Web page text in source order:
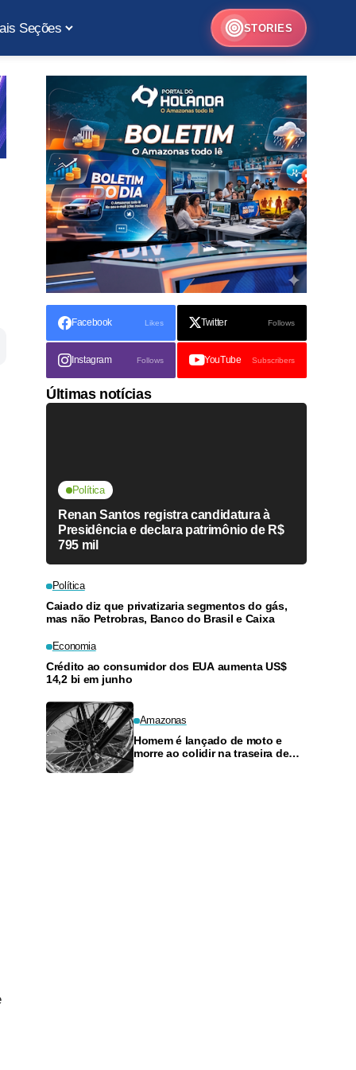
Seções STORIES
Facebook Likes Twitter Follows
Instagram Follows YouTube Subscribers
Últimas notícias
Política
Renan Santos registra candidatura à
Presidência e declara patrimônio de R$
795 mil
Política
Caiado diz que privatizaria segmentos do gás,
mas não Petrobras, Banco do Brasil e Caixa
Economia
Crédito ao consumidor dos EUA aumenta US$
14,2 bi em junho
Amazonas
Homem é lançado de moto e
morre ao colidir na traseira de